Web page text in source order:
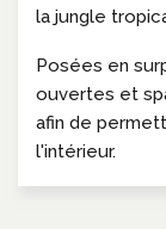
la jungle
Posées en
ouvertes et
afin de
l'intérieur.